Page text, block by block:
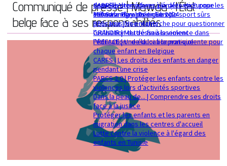
sexuelle
Mémorandum politique 2024
dans les procédures pénales en Europe
360 Safe Play | Des clubs de sport sûrs
pour tous les enfants
GRANDIR | Mettre fin à la violence dans
l’éducation : de la loi à la pratique
CADRE | Alternatives à la détention pour les
enfants migrants en Europe
RESsaisir | Une recherche pour questionner
l'utilisation du déssaisissement
PREFACE | Une éducation non-violente pour
chaque enfant en Belgique
CARES | Les droits des enfants en danger
pendant une crise
PARCS 2.0 | Protéger les enfants contre les
violences lors d’activités sportives
Dans la peau de... | Comprendre ses droits
face à la justice
Protéger les enfants et les parents en
migration dans les centres d'accueil
Lutte contre la violence à l'égard des
enfants en Tunisie
Communiqué de presse | Mawda : l’État
belge face à ses responsabilités